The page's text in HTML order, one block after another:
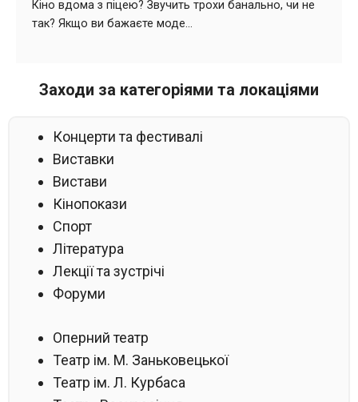
Заходи за категоріями та локаціями
Концерти та фестивалі
Виставки
Вистави
Кінопокази
Спорт
Література
Лекції та зустрічі
Форуми
Оперний театр
Театр ім. М. Заньковецької
Театр ім. Л. Курбаса